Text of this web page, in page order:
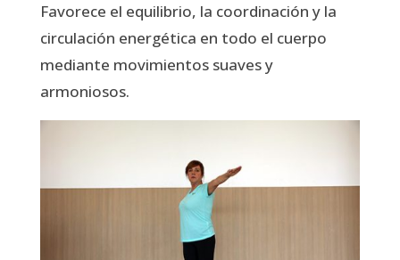
Favorece el equilibrio, la coordinación y la
circulación energética en todo el cuerpo
mediante movimientos suaves y
armoniosos.